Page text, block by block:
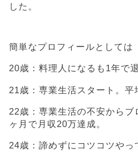
した。
簡単なプロフィールとしては
20歳：料理人になるも1年で
21歳：専業生活スタート。平
22歳：専業生活の不安から
ヶ月で月収20万達成。
24歳：諦めずにコツコツや